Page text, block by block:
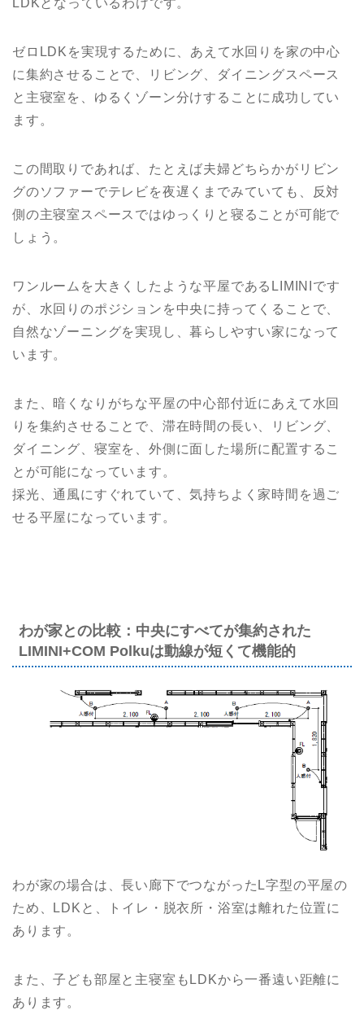
LDKとなっているわけです。
ゼロLDKを実現するために、あえて水回りを家の中心
に集約させることで、リビング、ダイニングスペース
と主寝室を、ゆるくゾーン分けすることに成功してい
ます。
この間取りであれば、たとえば夫婦どちらかがリビン
グのソファーでテレビを夜遅くまでみていても、反対
側の主寝室スペースではゆっくりと寝ることが可能で
しょう。
ワンルームを大きくしたような平屋であるLIMINIです
が、水回りのポジションを中央に持ってくることで、
自然なゾーニングを実現し、暮らしやすい家になって
います。
また、暗くなりがちな平屋の中心部付近にあえて水回
りを集約させることで、滞在時間の長い、リビング、
ダイニング、寝室を、外側に面した場所に配置するこ
とが可能になっています。
採光、通風にすぐれていて、気持ちよく家時間を過ご
せる平屋になっています。
わが家との比較：中央にすべてが集約された
LIMINI+COM Polkuは動線が短くて機能的
わが家の場合は、長い廊下でつながったL字型の平屋の
ため、LDKと、トイレ・脱衣所・浴室は離れた位置に
あります。
また、子ども部屋と主寝室もLDKから一番遠い距離に
あります。